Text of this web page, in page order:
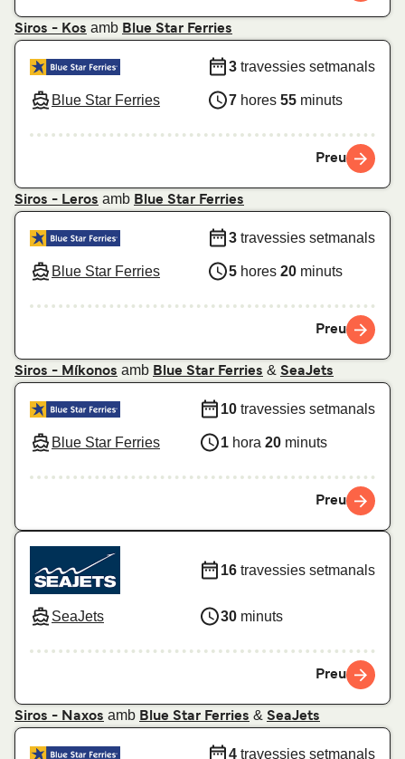
Siros - Kos amb Blue Star Ferries
Blue Star Ferries
3 travessies setmanals
7 hores 55 minuts
Preu
Siros - Leros amb Blue Star Ferries
Blue Star Ferries
3 travessies setmanals
5 hores 20 minuts
Preu
Siros - Míkonos amb Blue Star Ferries & SeaJets
Blue Star Ferries
10 travessies setmanals
1 hora 20 minuts
Preu
SeaJets
16 travessies setmanals
30 minuts
Preu
Siros - Naxos amb Blue Star Ferries & SeaJets
4 travessies setmanals